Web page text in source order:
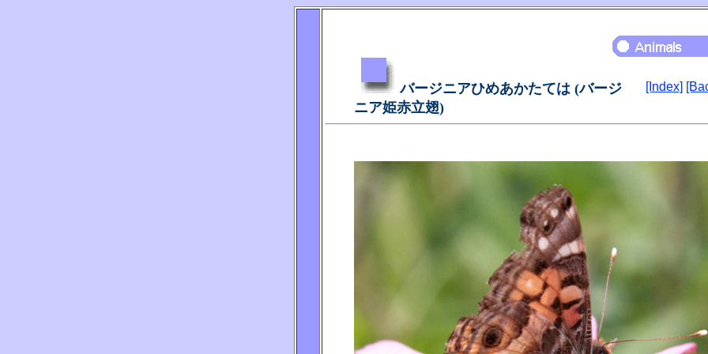
バージニアひめあかたては (バージ
ニア姫赤立翅)
[Index]